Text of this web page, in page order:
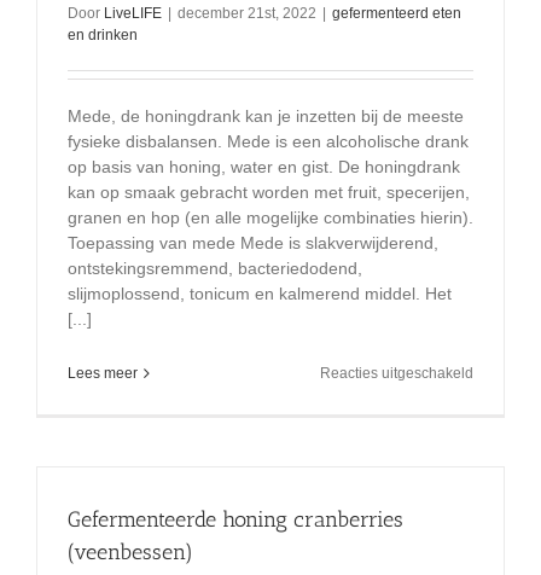
Door LiveLIFE | december 21st, 2022 | gefermenteerd eten
en drinken
Mede, de honingdrank kan je inzetten bij de meeste
fysieke disbalansen. Mede is een alcoholische drank
op basis van honing, water en gist. De honingdrank
kan op smaak gebracht worden met fruit, specerijen,
granen en hop (en alle mogelijke combinaties hierin).
Toepassing van mede Mede is slakverwijderend,
ontstekingsremmend, bacteriedodend,
slijmoplossend, tonicum en kalmerend middel. Het
[...]
Lees meer Reacties uitgeschakeld
Gefermenteerde honing cranberries
(veenbessen)